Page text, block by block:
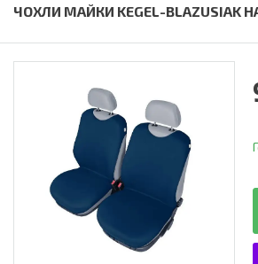
ЧОХЛИ МАЙКИ KEGEL-